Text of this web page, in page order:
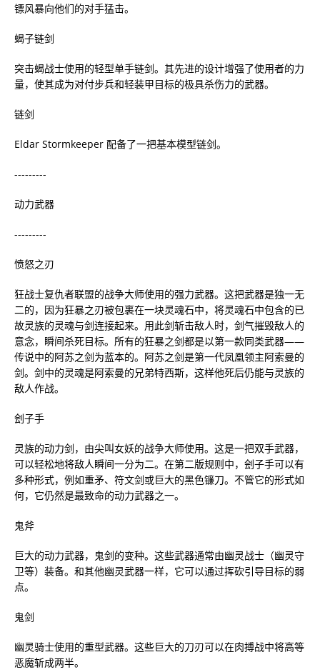
镖风暴向他们的对手猛击。
蝎子链剑
突击蝎战士使用的轻型单手链剑。其先进的设计增强了使用者的力
量，使其成为对付步兵和轻装甲目标的极具杀伤力的武器。
链剑
Eldar Stormkeeper 配备了一把基本模型链剑。
---------
动力武器
---------
愤怒之刃
狂战士复仇者联盟的战争大师使用的强力武器。这把武器是独一无
二的，因为狂暴之刃被包裹在一块灵魂石中，将灵魂石中包含的已
故灵族的灵魂与剑连接起来。用此剑斩击敌人时，剑气摧毁敌人的
意念，瞬间杀死目标。所有的狂暴之剑都是以第一款同类武器——
传说中的阿苏之剑为蓝本的。阿苏之剑是第一代凤凰领主阿索曼的
剑。剑中的灵魂是阿索曼的兄弟特西斯，这样他死后仍能与灵族的
敌人作战。
刽子手
灵族的动力剑，由尖叫女妖的战争大师使用。这是一把双手武器，
可以轻松地将敌人瞬间一分为二。在第二版规则中，刽子手可以有
多种形式，例如重矛、符文剑或巨大的黑色镰刀。不管它的形式如
何，它仍然是最致命的动力武器之一。
鬼斧
巨大的动力武器，鬼剑的变种。这些武器通常由幽灵战士（幽灵守
卫等）装备。和其他幽灵武器一样，它可以通过挥砍引导目标的弱
点。
鬼剑
幽灵骑士使用的重型武器。这些巨大的刀刃可以在肉搏战中将高等
恶魔斩成两半。